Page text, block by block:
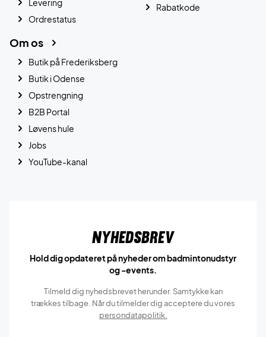
Levering
Ordrestatus
Rabatkode
Om os
Butik på Frederiksberg
Butik i Odense
Opstrengning
B2B Portal
Løvens hule
Jobs
YouTube-kanal
Nyhedsbrev
Hold dig opdateret på nyheder om badmintonudstyr
og -events.
Tilmeld dig nyhedsbrevet herunder. Samtykke kan
trækkes tilbage. Når du tilmelder dig acceptere du vores
persondatapolitik.